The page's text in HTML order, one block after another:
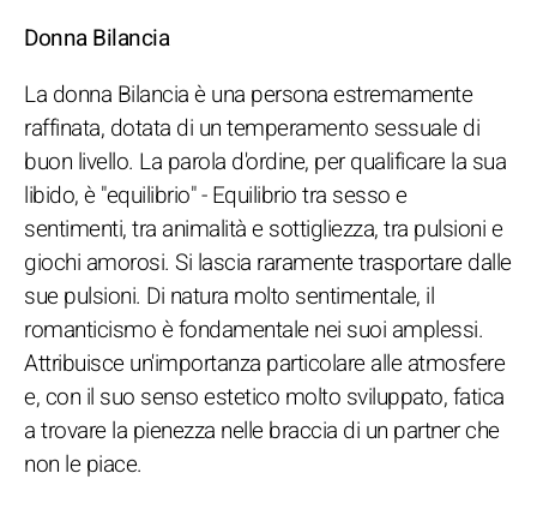
Donna Bilancia
La donna Bilancia è una persona estremamente
raffinata, dotata di un temperamento sessuale di
buon livello. La parola d'ordine, per qualificare la sua
libido, è "equilibrio" - Equilibrio tra sesso e
sentimenti, tra animalità e sottigliezza, tra pulsioni e
giochi amorosi. Si lascia raramente trasportare dalle
sue pulsioni. Di natura molto sentimentale, il
romanticismo è fondamentale nei suoi amplessi.
Attribuisce un'importanza particolare alle atmosfere
e, con il suo senso estetico molto sviluppato, fatica
a trovare la pienezza nelle braccia di un partner che
non le piace.